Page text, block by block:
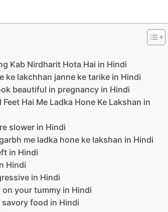
Ling Kab Nirdharit Hota Hai in Hindi
ke lakchhan janne ke tarike in Hindi
look beautiful in pregnancy in Hindi
Feet Hai Me Ladka Hone Ke Lakshan in
slower in Hindi
garbh me ladka hone ke lakshan in Hindi
in Hindi
Hindi
in Hindi
on your tummy in Hindi
savory food in Hindi